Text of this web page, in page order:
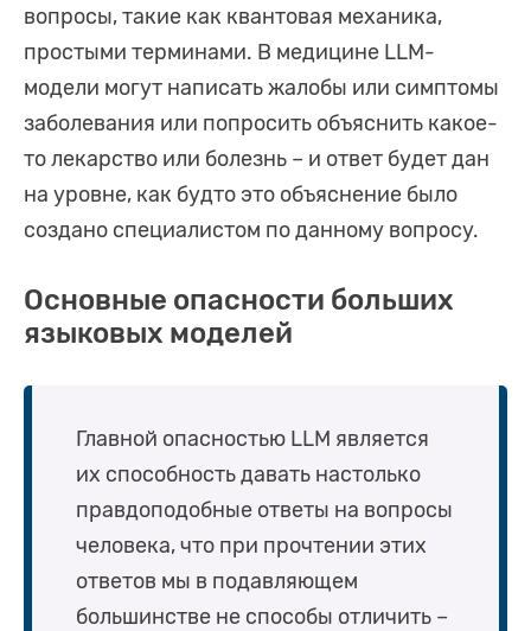
вопросы, такие как квантовая механика,
простыми терминами. В медицине LLM-
модели могут написать жалобы или симптомы
заболевания или попросить объяснить какое-
то лекарство или болезнь – и ответ будет дан
на уровне, как будто это объяснение было
создано специалистом по данному вопросу.
Основные опасности больших
языковых моделей
Главной опасностью LLM является
их способность давать настолько
правдоподобные ответы на вопросы
человека, что при прочтении этих
ответов мы в подавляющем
большинстве не способы отличить –